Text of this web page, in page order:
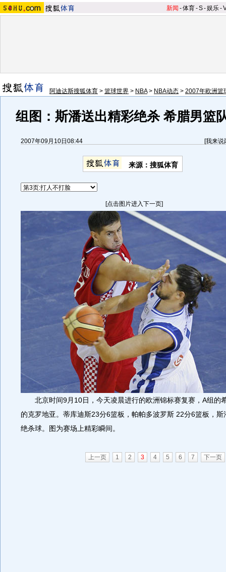
新闻 -体育-S-娱乐-
阿迪达斯搜狐体育 > 篮球世界 > NBA> NBA动态 > 2007年欧洲篮
组图：斯潘送出精彩绝杀 希腊男篮
2007年09月10日08:44 [我来说
来源：搜狐体育
[点击图片进入下一页]
北京时间9月10日，今天凌晨进行的欧洲锦标赛复赛，A组的
的克罗地亚。蒂库迪斯23分6篮板，帕帕多波罗斯 22分6篮板，
绝杀球。图为赛场上精彩瞬间。
上一页 1 2 3 4 5 6 7 下一页